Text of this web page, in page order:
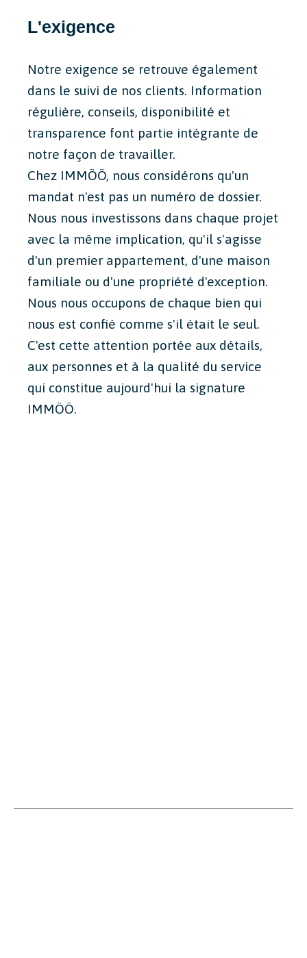
L'exigence
Notre exigence se retrouve également
dans le suivi de nos clients. Information
régulière, conseils, disponibilité et
transparence font partie intégrante de
notre façon de travailler.
Chez IMMÖÖ, nous considérons qu'un
mandat n'est pas un numéro de dossier.
Nous nous investissons dans chaque projet
avec la même implication, qu'il s'agisse
d'un premier appartement, d'une maison
familiale ou d'une propriété d'exception.
Nous nous occupons de chaque bien qui
nous est confié comme s'il était le seul.
C'est cette attention portée aux détails,
aux personnes et à la qualité du service
qui constitue aujourd'hui la signature
IMMÖÖ.